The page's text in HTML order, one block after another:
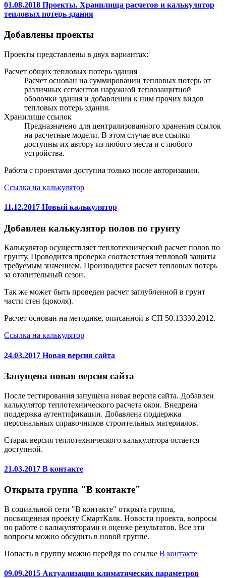
01.08.2018 Проекты. Хранилища расчетов и калькулятор
тепловых потерь здания
Добавлены проекты
Проекты представлены в двух вариантах:
Расчет общих тепловых потерь здания
Расчет основан на суммировании тепловых потерь от
различных сегментов наружной теплозащитной
оболочки здания и добавлении к ним прочих видов
тепловых потерь здания.
Хранилище ссылок
Предназначено для централизованного хранения ссылок
на расчетные модели. В этом случае все ссылки
доступны их автору из любого места и с любого
устройства.
Работа с проектами доступна только после авторизации.
Ссылка на калькулятор
11.12.2017 Новый калькулятор
Добавлен калькулятор полов по грунту
Калькулятор осуществляет теплотехнический расчет полов по
грунту. Проводится проверка соответствия тепловой защиты
требуемым значением. Производится расчет тепловых потерь
за отопительный сезон.
Так же может быть проведен расчет заглубленной в грунт
части стен (цоколя).
Расчет основан на методике, описанной в СП 50.13330.2012.
Ссылка на калькулятор
24.03.2017 Новая версия сайта
Запущена новая версия сайта
После тестирования запущена новая версия сайта. Добавлен
калькулятор теплотехнического расчета окон. Внедрена
поддержка аутентификации. Добавлена поддержка
персональных справочников строительных материалов.
Старая версия теплотехнического калькулятора остается
доступной.
21.03.2017 В контакте
Открыта группа "В контакте"
В социальной сети "В контакте" открыта группа,
посвященная проекту СмартКалк. Новости проекта, вопросы
по работе с калькуляторами и оценке результатов. Все эти
вопросы можно обсудить в новой группе.
Попасть в группу можно перейдя по ссылке В контакте
09.09.2015 Актуализация климатических параметров